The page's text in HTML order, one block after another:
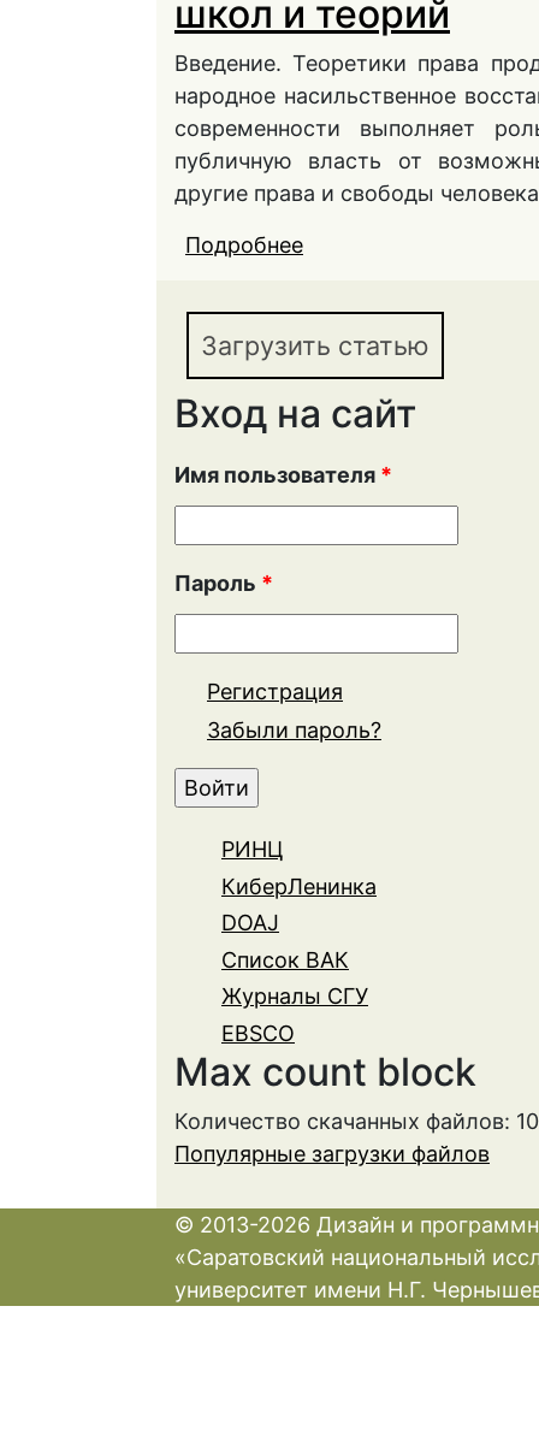
школ и теорий
Введение. Теоретики права
народное насильственное
современности выполняет
публичную власть от
другие права и свободы
Подробнее
Загрузить статью
Вход на сайт
Имя пользователя *
Пароль *
Регистрация
Забыли пароль?
РИНЦ
КиберЛенинка
DOAJ
Список ВАК
Журналы СГУ
EBSCO
Max count block
Количество скачанных файлов:
Популярные загрузки файлов
© 2013-2026 Дизайн и
«Саратовский национальный
университет имени Н.Г.